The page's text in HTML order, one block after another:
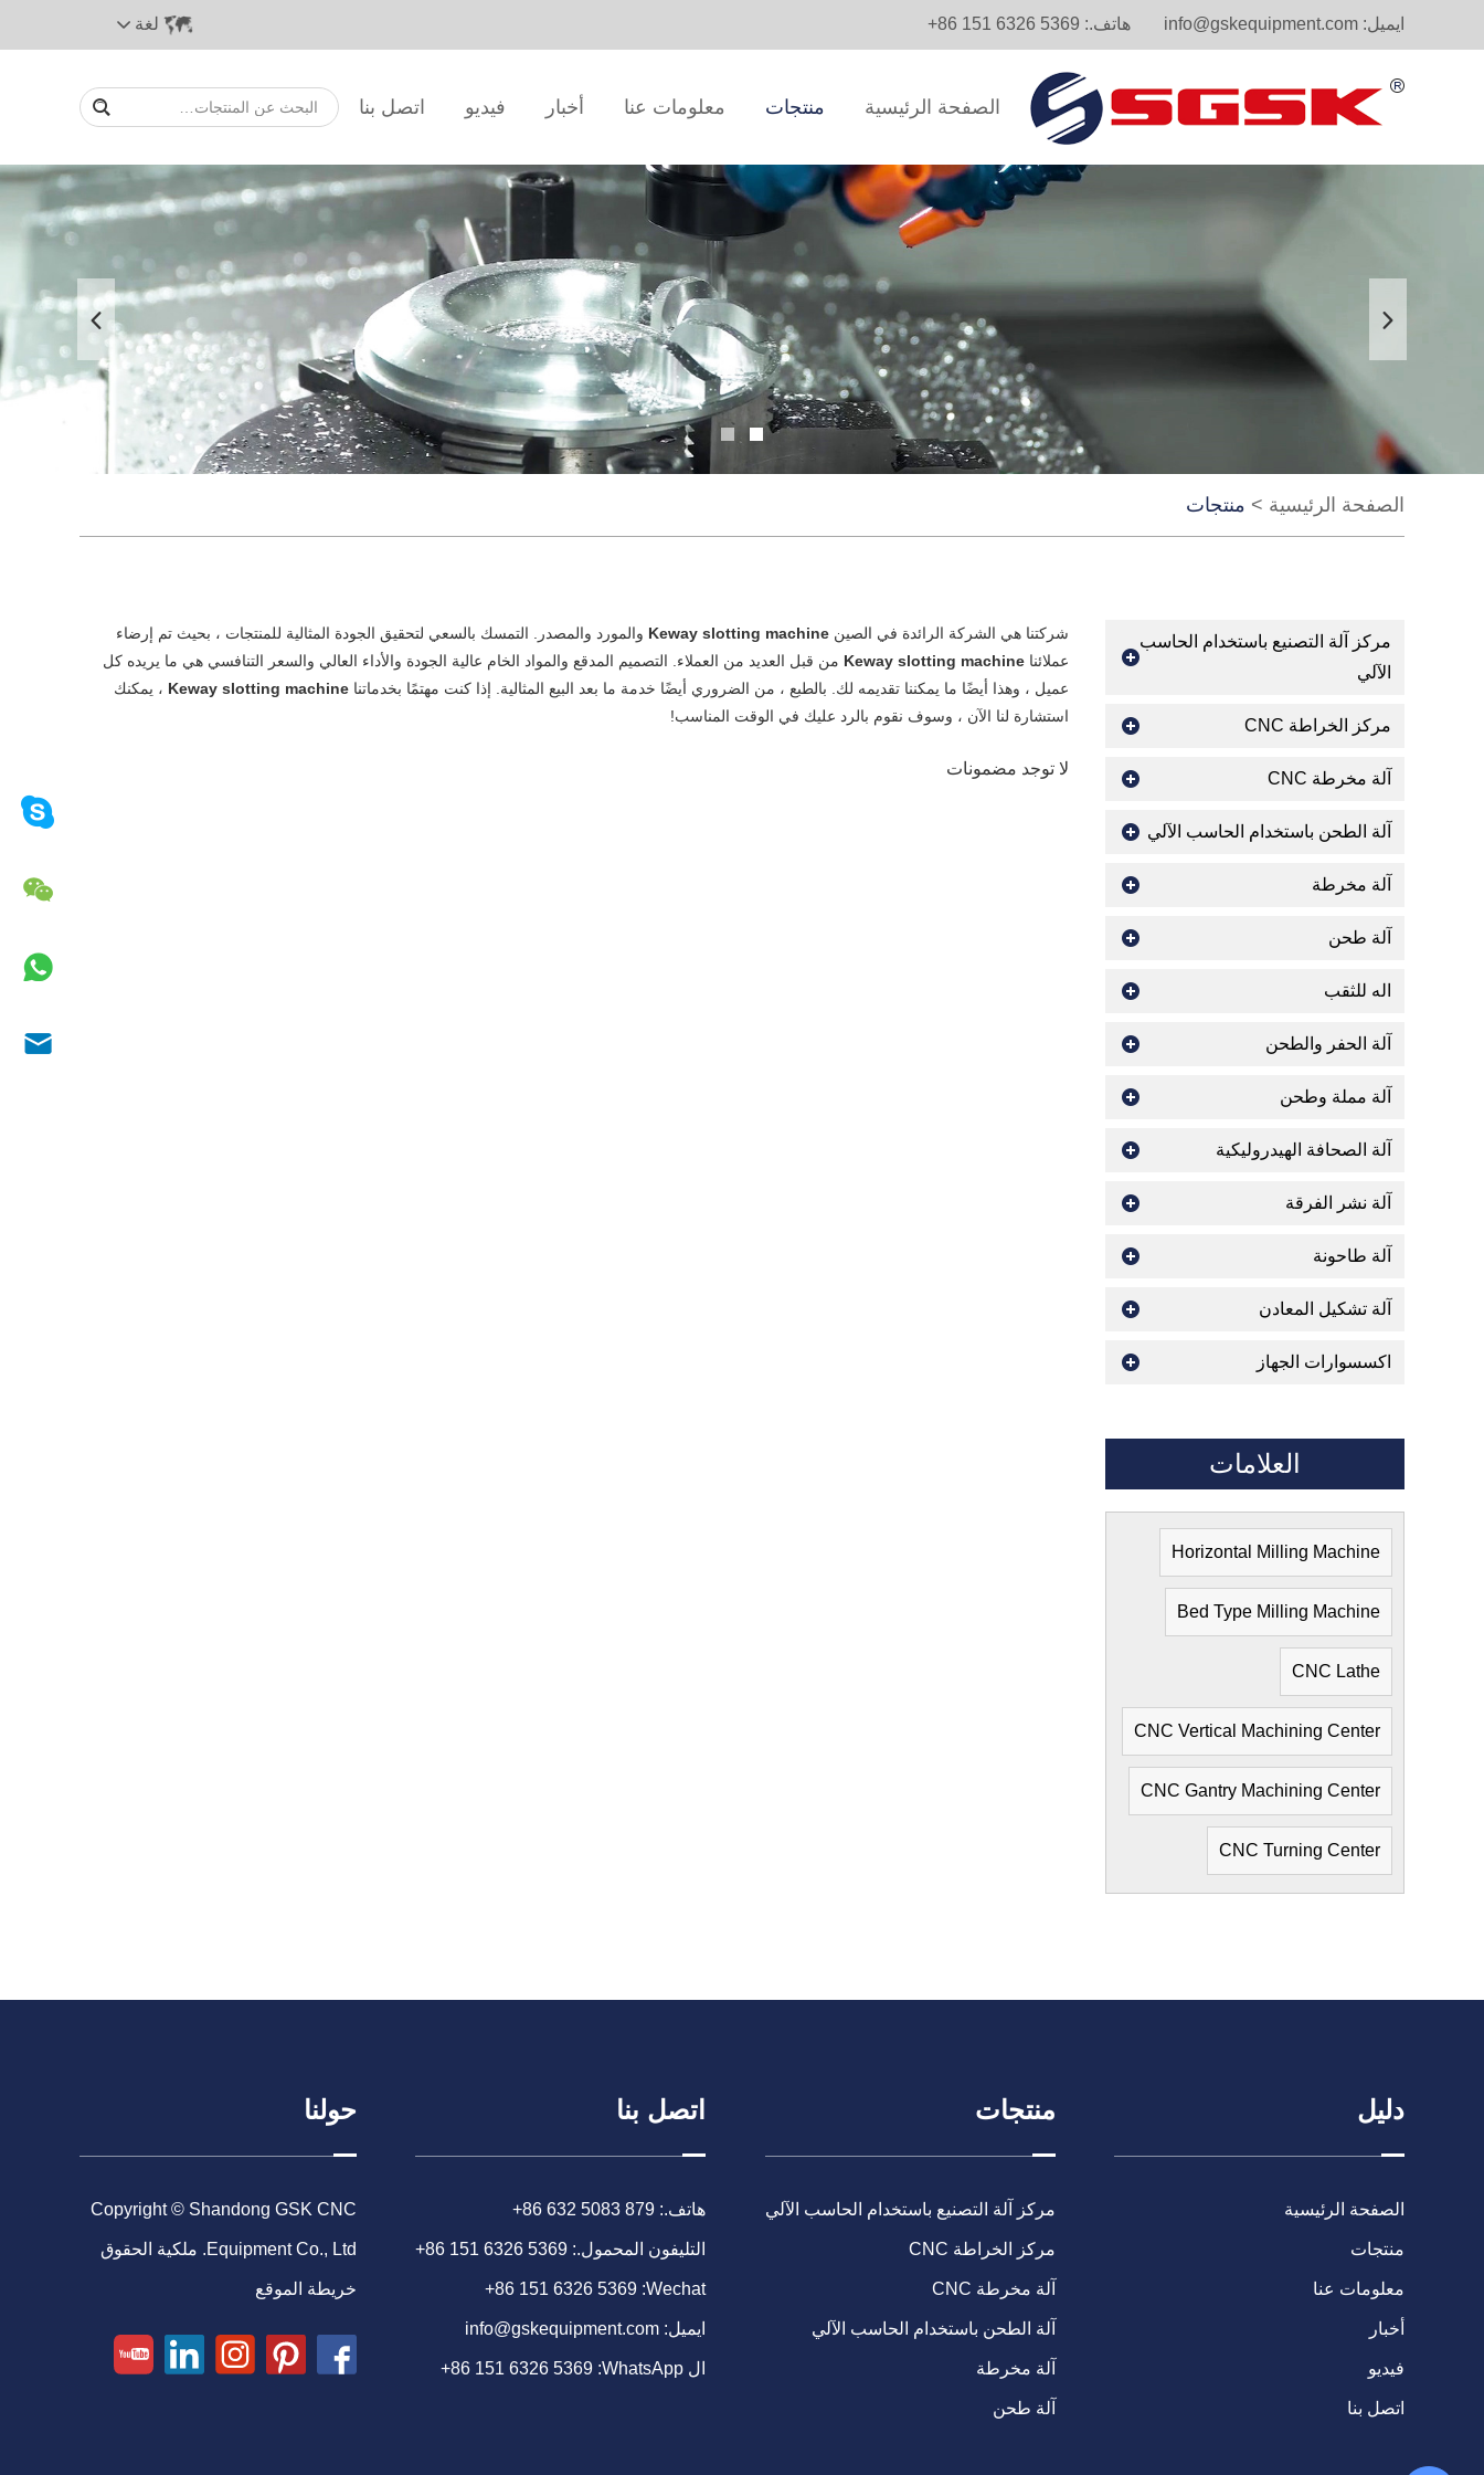
ايميل: info@gskequipment.com هاتف.: +86 151 6326 5369 لغة
الصفحة الرئيسية منتجات معلومات عنا أخبار فيديو اتصل بنا
الصفحة الرئيسية > منتجات
شركتنا هي الشركة الرائدة في الصينKeway slotting machine والمورد والمصدر. التمسك بالسعي لتحقيق الجودة المثالية للمنتجات ، بحيث تم إرضاء
عملائناKeway slotting machine من قبل العديد من العملاء. التصميم المدقع والمواد الخام عالية الجودة والأداء العالي والسعر التنافسي هي ما يريده كل
عميل ، وهذا أيضًا ما يمكننا تقديمه لك. بالطبع ، من الضروري أيضًا خدمة ما بعد البيع المثالية. إذا كنت مهتمًا بخدماتناKeway slotting machine ، يمكنك
استشارة لنا الآن ، وسوف نقوم بالرد عليك في الوقت المناسب!
لا توجد مضمونات
مركز آلة التصنيع باستخدام الحاسب
الآلي
مركز الخراطة CNC
آلة مخرطة CNC
آلة الطحن باستخدام الحاسب الآلي
آلة مخرطة
آلة طحن
اله للثقب
آلة الحفر والطحن
آلة مملة وطحن
آلة الصحافة الهيدروليكية
آلة نشر الفرقة
آلة طاحونة
آلة تشكيل المعادن
اكسسوارات الجهاز
العلامات
Horizontal Milling Machine
Bed Type Milling Machine
CNC Lathe
CNC Vertical Machining Center
CNC Gantry Machining Center
CNC Turning Center
دليل
الصفحة الرئيسية
منتجات
معلومات عنا
أخبار
فيديو
اتصل بنا
منتجات
مركز آلة التصنيع باستخدام الحاسب الآلي
مركز الخراطة CNC
آلة مخرطة CNC
آلة الطحن باستخدام الحاسب الآلي
آلة مخرطة
آلة طحن
اتصل بنا
هاتف.: +86 632 5083 879
التليفون المحمول.: +86 151 6326 5369
Wechat:
+86 151 6326 5369
ايميل: info@gskequipment.com
ال WhatsApp: +86 151 6326 5369
حولنا
Copyright © Shandong GSK CNC
Equipment Co., Ltd. ملكية الحقوق
خريطة الموقع